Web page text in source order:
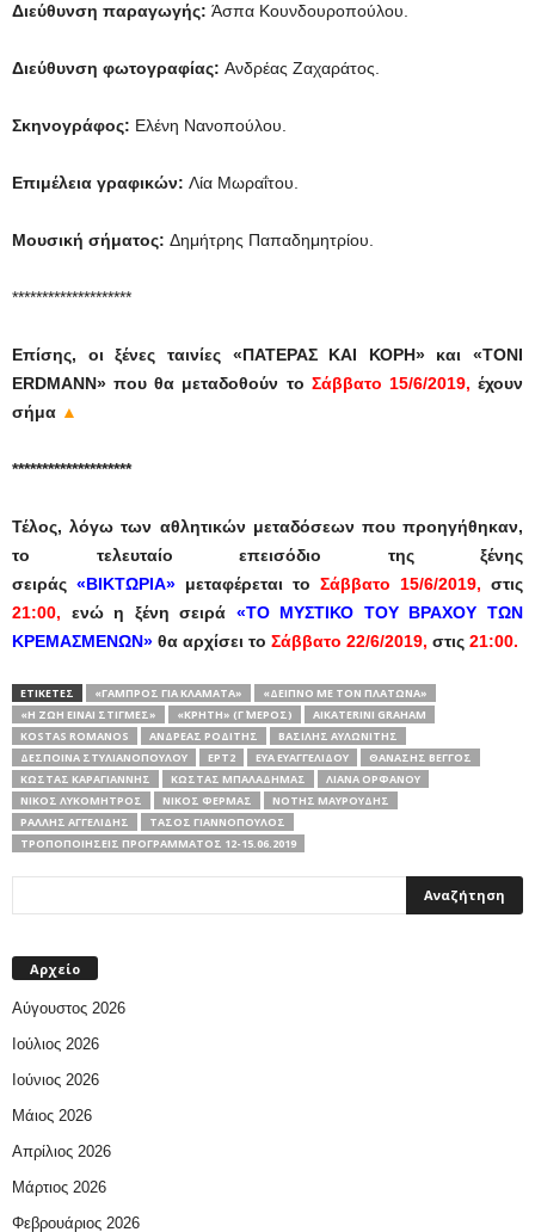
Διεύθυνση παραγωγής: Άσπα Κουνδουροπούλου.
Διεύθυνση φωτογραφίας: Ανδρέας Ζαχαράτος.
Σκηνογράφος: Ελένη Νανοπούλου.
Επιμέλεια γραφικών: Λία Μωραΐτου.
Μουσική σήματος: Δημήτρης Παπαδημητρίου.
********************
Επίσης, οι ξένες ταινίες«ΠΑΤΕΡΑΣ ΚΑΙ ΚΟΡΗ»και «TONI
ERDMANN» που θα μεταδοθούν το Σάββατο 15/6/2019, έχουν
σήμα ▲
********************
Τέλος, λόγω των αθλητικών μεταδόσεων που προηγήθηκαν,
το τελευταίο επεισόδιο της ξένης
σειράς «ΒΙΚΤΩΡΙΑ» μεταφέρεται το Σάββατο 15/6/2019, στις
21:00,
ενώ η ξένη σειρά «ΤΟ ΜΥΣΤΙΚΟ ΤΟΥ ΒΡΑΧΟΥ ΤΩΝ
ΚΡΕΜΑΣΜΕΝΩΝ» θα αρχίσει το Σάββατο 22/6/2019, στις 21:00.
ΕΤΙΚΕΤΕΣ «ΓΑΜΠΡΌΣ ΓΙΑ ΚΛΆΜΑΤΑ»
«ΔΕΊΠΝΟ ΜΕ ΤΟΝ ΠΛΆΤΩΝΑ»
«Η ΖΩΉ ΕΊΝΑΙ ΣΤΙΓΜΈΣ»
«ΚΡΉΤΗ» (Γ΄ ΜΈΡΟΣ)
AIKATERINI GRAHAM
KOSTAS ROMANOS
ΑΝΔΡΈΑΣ ΡΟΔΊΤΗΣ
ΒΑΣΊΛΗΣ ΑΥΛΩΝΊΤΗΣ
ΔΈΣΠΟΙΝΑ ΣΤΥΛΙΑΝΟΠΟΎΛΟΥ
ΕΡΤ2 ΕΎΑ ΕΥΑΓΓΕΛΊΔΟΥ
ΘΑΝΆΣΗΣ ΒΈΓΓΟΣ
ΚΏΣΤΑΣ ΚΑΡΑΓΙΆΝΝΗΣ
ΚΏΣΤΑΣ ΜΠΑΛΑΔΉΜΑΣ
ΛΙΆΝΑ ΟΡΦΑΝΟΎ
ΝΊΚΟΣ ΛΥΚΟΜΉΤΡΟΣ
ΝΊΚΟΣ ΦΈΡΜΑΣ
ΝΌΤΗΣ ΜΑΥΡΟΥΔΉΣ
ΡΆΛΛΗΣ ΑΓΓΕΛΊΔΗΣ
ΤΆΣΟΣ ΓΙΑΝΝΌΠΟΥΛΟΣ
ΤΡΟΠΟΠΟΙΉΣΕΙΣ ΠΡΟΓΡΆΜΜΑΤΟΣ 12-15.06.2019
Αρχείο
Αύγουστος 2026
Ιούλιος 2026
Ιούνιος 2026
Μάιος 2026
Απρίλιος 2026
Μάρτιος 2026
Φεβρουάριος 2026